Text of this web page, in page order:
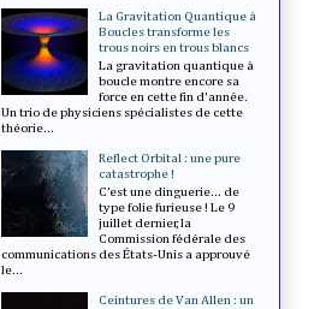
La Gravitation Quantique à
Boucles transforme les
trous noirs en trous blancs
La gravitation quantique à
boucle montre encore sa
force en cette fin d'année.
Un trio de physiciens spécialistes de cette
théorie...
Reflect Orbital : une pure
catastrophe !
C’est une dinguerie... de
type folie furieuse ! Le 9
juillet dernier, la
Commission fédérale des
communications des États-Unis a approuvé
le...
Ceintures de Van Allen : un